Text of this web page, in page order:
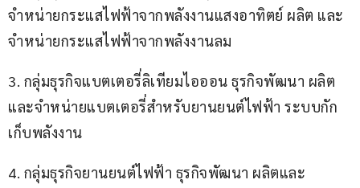
จำหน่ายกระแสไฟฟ้าจากพลังงานแสงอาทิตย์ ผลิต และ
จำหน่ายกระแสไฟฟ้าจากพลังงานลม
3. กลุ่มธุรกิจแบตเตอรี่ลิเทียมไอออน ธุรกิจพัฒนา ผลิต
และจำหน่ายแบตเตอรี่สำหรับยานยนต์ไฟฟ้า ระบบกัก
เก็บพลังงาน
4. กลุ่มธุรกิจยานยนต์ไฟฟ้า ธุรกิจพัฒนา ผลิตและ